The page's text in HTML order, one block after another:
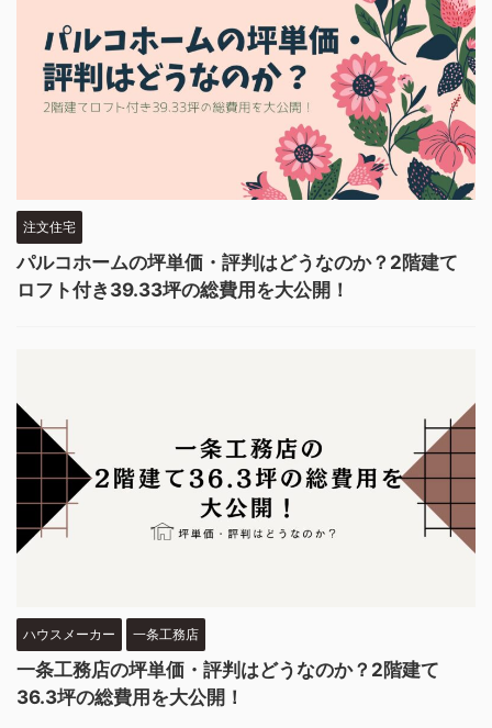
注文住宅
パルコホームの坪単価・評判はどうなのか？2階建て
ロフト付き39.33坪の総費用を大公開！
ハウスメーカー 一条工務店
一条工務店の坪単価・評判はどうなのか？2階建て
36.3坪の総費用を大公開！